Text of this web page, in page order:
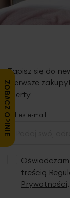
Zapisz się do
pierwsze
oferty
Adres e-mail
treścią
Prywatności.
ZOBACZ OPINIE